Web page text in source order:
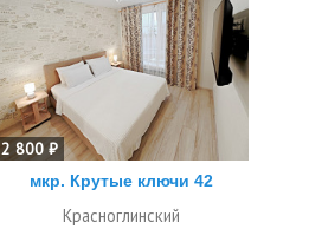
2 800 ₽
мкр. Крутые ключи 42
Красноглинский